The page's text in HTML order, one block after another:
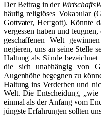
Der Beitrag in der
häufig religiöses Vokabular
Gottvater, Herrgott). Könnte
vergessen haben und
geschaffenen Welt
negieren, uns an seine Stelle
Haltung als Sünde
die sich unabhängig von
Augenhöhe begegnen zu
Haltung ins Verderben und
Welt. Die Entscheidung,
einmal als der Anfang vom
jüngste Erfahrungen sollten